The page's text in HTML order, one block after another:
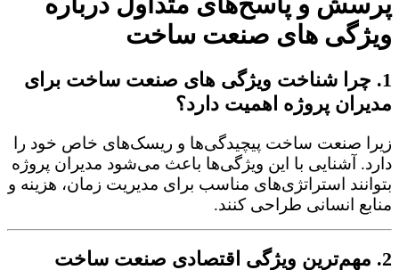
ویژگی های صنعت ساخت
1. چرا شناخت ویژگی های صنعت ساخت برای
مدیران پروژه اهمیت دارد؟
زیرا صنعت ساخت پیچیدگی‌ها و ریسک‌های خاص خود را
دارد. آشنایی با این ویژگی‌ها باعث می‌شود مدیران پروژه
بتوانند استراتژی‌های مناسب برای مدیریت زمان، هزینه و
منابع انسانی طراحی کنند.
2. مهم‌ترین ویژگی اقتصادی صنعت ساخت